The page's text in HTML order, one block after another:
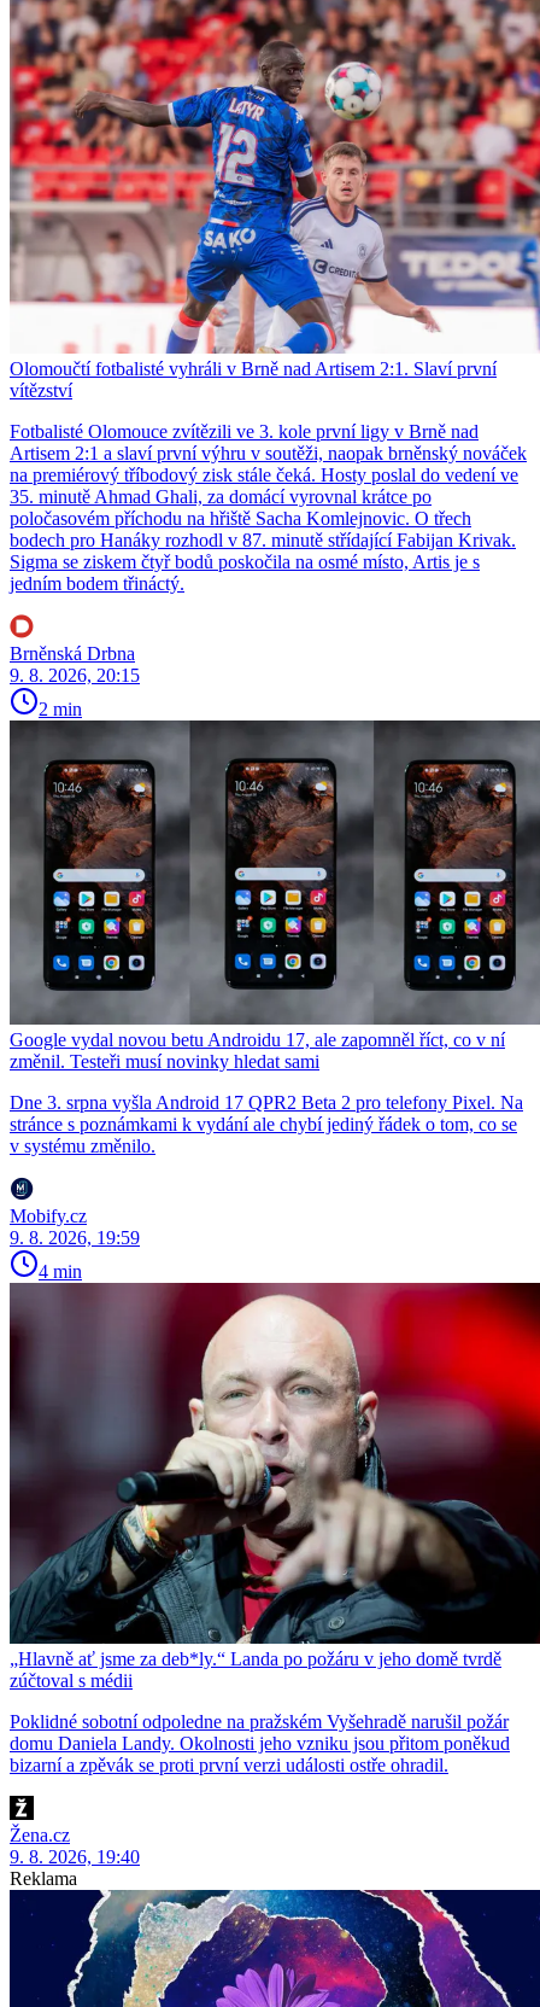
Olomoučtí fotbalisté vyhráli v Brně nad Artisem 2:1. Slaví první
vítězství
Fotbalisté Olomouce zvítězili ve 3. kole první ligy v Brně nad
Artisem 2:1 a slaví první výhru v soutěži, naopak brněnský nováček
na premiérový tříbodový zisk stále čeká. Hosty poslal do vedení ve
35. minutě Ahmad Ghali, za domácí vyrovnal krátce po
poločasovém příchodu na hřiště Sacha Komlejnovic. O třech
bodech pro Hanáky rozhodl v 87. minutě střídající Fabijan Krivak.
Sigma se ziskem čtyř bodů poskočila na osmé místo, Artis je s
jedním bodem třináctý.
Brněnská Drbna
9. 8. 2026, 20:15
2 min
Google vydal novou betu Androidu 17, ale zapomněl říct, co v ní
změnil. Testeři musí novinky hledat sami
Dne 3. srpna vyšla Android 17 QPR2 Beta 2 pro telefony Pixel. Na
stránce s poznámkami k vydání ale chybí jediný řádek o tom, co se
v systému změnilo.
Mobify.cz
9. 8. 2026, 19:59
4 min
„Hlavně ať jsme za deb*ly.“ Landa po požáru v jeho domě tvrdě
zúčtoval s médii
Poklidné sobotní odpoledne na pražském Vyšehradě narušil požár
domu Daniela Landy. Okolnosti jeho vzniku jsou přitom poněkud
bizarní a zpěvák se proti první verzi události ostře ohradil.
Žena.cz
9. 8. 2026, 19:40
Reklama